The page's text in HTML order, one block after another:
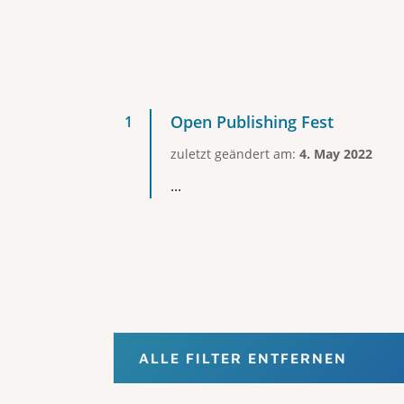
Open Publishing Fest
zuletzt geändert am: 4. May 2022
...
ALLE FILTER ENTFERNEN